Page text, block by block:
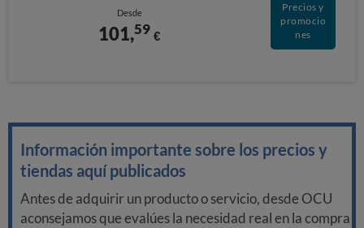
Desde
101,59 €
Precios y
promocio
nes
Información importante sobre los precios y
tiendas aquí publicados
Antes de adquirir un producto o servicio, desde OCU
aconsejamos que evalúes la necesidad real en la compra